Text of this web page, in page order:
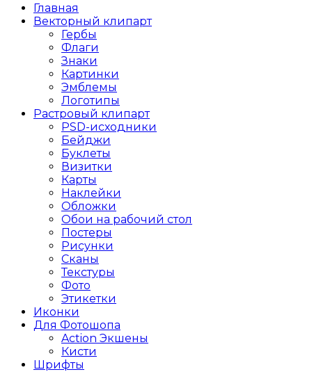
Главная
Векторный клипарт
Гербы
Флаги
Знаки
Картинки
Эмблемы
Логотипы
Растровый клипарт
PSD-исходники
Бейджи
Буклеты
Визитки
Карты
Наклейки
Обложки
Обои на рабочий стол
Постеры
Рисунки
Сканы
Текстуры
Фото
Этикетки
Иконки
Для Фотошопа
Action Экшены
Кисти
Шрифты